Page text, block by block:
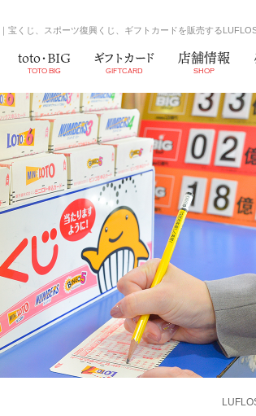
宝くじ、スポーツ復興くじ、ギフトカードを販売する
NUMBERS3 ビンゴ5
toto・BIG
TOTO BIG
WINNER
ギフトカード
GIFTCARD
ド ジェフグルメカード(全国
共通お食事券)
店舗情報
SHOP
高額当選情報
（当社売場）
採用情報